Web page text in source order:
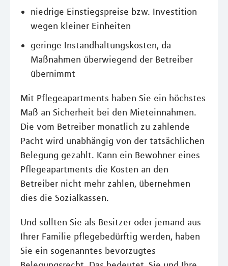
niedrige Einstiegspreise bzw. Investition
wegen kleiner Einheiten
geringe Instandhaltungskosten, da
Maßnahmen überwiegend der Betreiber
übernimmt
Mit Pflegeapartments haben Sie ein höchstes
Maß an Sicherheit bei den Mieteinnahmen.
Die vom Betreiber monatlich zu zahlende
Pacht wird unabhängig von der tatsächlichen
Belegung gezahlt. Kann ein Bewohner eines
Pflegeapartments die Kosten an den
Betreiber nicht mehr zahlen, übernehmen
dies die Sozialkassen.
Und sollten Sie als Besitzer oder jemand aus
Ihrer Familie pflegebedürftig werden, haben
Sie ein sogenanntes bevorzugtes